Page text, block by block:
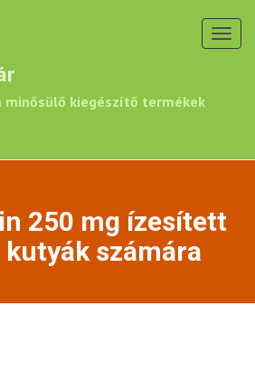
minősülő kiegészítő termékek
250 mg ízesített
számára